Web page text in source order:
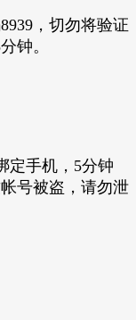
，切勿将验证
钟。
定手机，5分钟
号被盗，请勿泄